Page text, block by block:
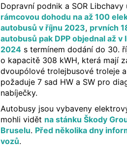
Dopravní podnik a SOR Libchavy
rámcovou dohodu na až 100
autobusů v říjnu 2023, prvních
autobusů pak DPP objednal až v
2024 s termínem dodání do 30.
o kapacitě 308 kWH, která mají
dvoupólové trolejbusové troleje
požaduje 7 sad HW a SW pro
nabíječky.
Autobusy jsou vybaveny
mohli vidět na stánku Škody
Bruselu. Před několika dny
vozů.